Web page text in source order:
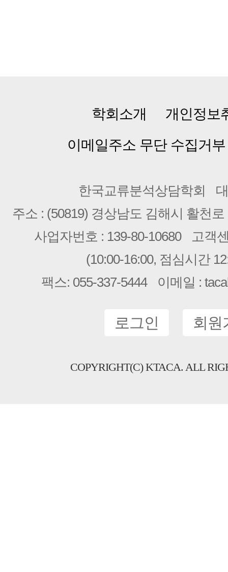
학회소개
개인정보
이메일주소 무단 수집거부
한국교류분석상담학회
주소 : (50819) 경상남도 김해시 활천
사업자번호 : 139-80-10680
고객
(10:00-16:00, 점심시간
팩스: 055-337-5444
이메일 :
로그인 회원
COPYRIGHT(C) KTACA. ALL